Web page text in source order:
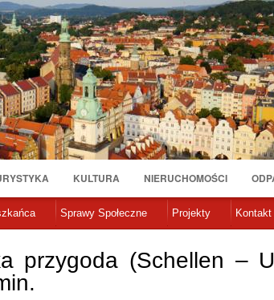
KULTURA NIERUCHOMOŚCI
Sprawy Społeczne Projekty Kontakt
przygoda (Schellen –